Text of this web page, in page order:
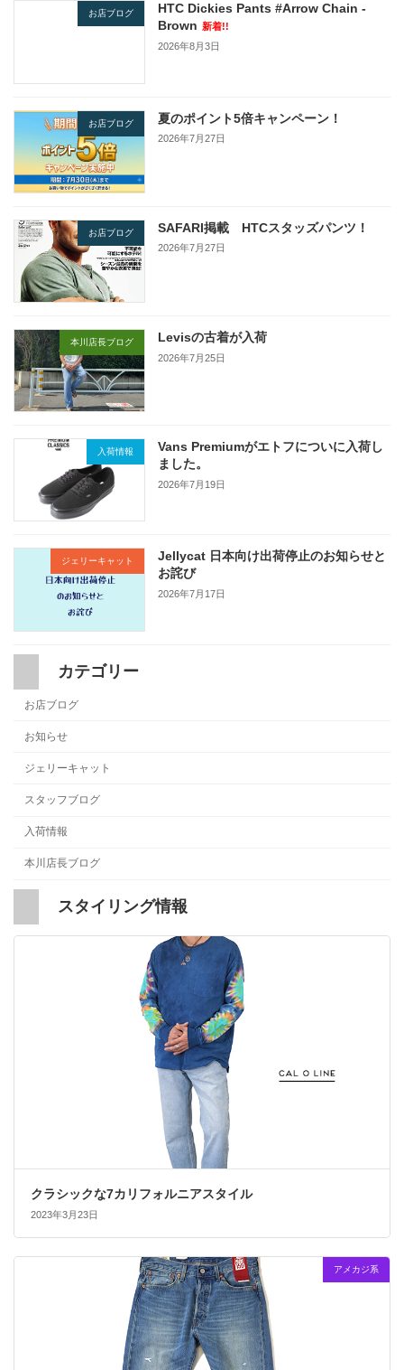
お店ブログ
HTC Dickies Pants #Arrow Chain -
Brown 新着!!
2026年8月3日
お店ブログ 夏のポイント5倍キャンペーン！
2026年7月27日
お店ブログ SAFARI掲載 HTCスタッズパンツ！
2026年7月27日
本川店長ブログ Levisの古着が入荷
2026年7月25日
入荷情報
Vans Premiumがエトフについに入荷し
ました。
2026年7月19日
ジェリーキャット
Jellycat 日本向け出荷停止のお知らせと
お詫び
2026年7月17日
カテゴリー
お店ブログ
お知らせ
ジェリーキャット
スタッフブログ
入荷情報
本川店長ブログ
スタイリング情報
クラシックな7カリフォルニアスタイル
2023年3月23日
アメカジ系